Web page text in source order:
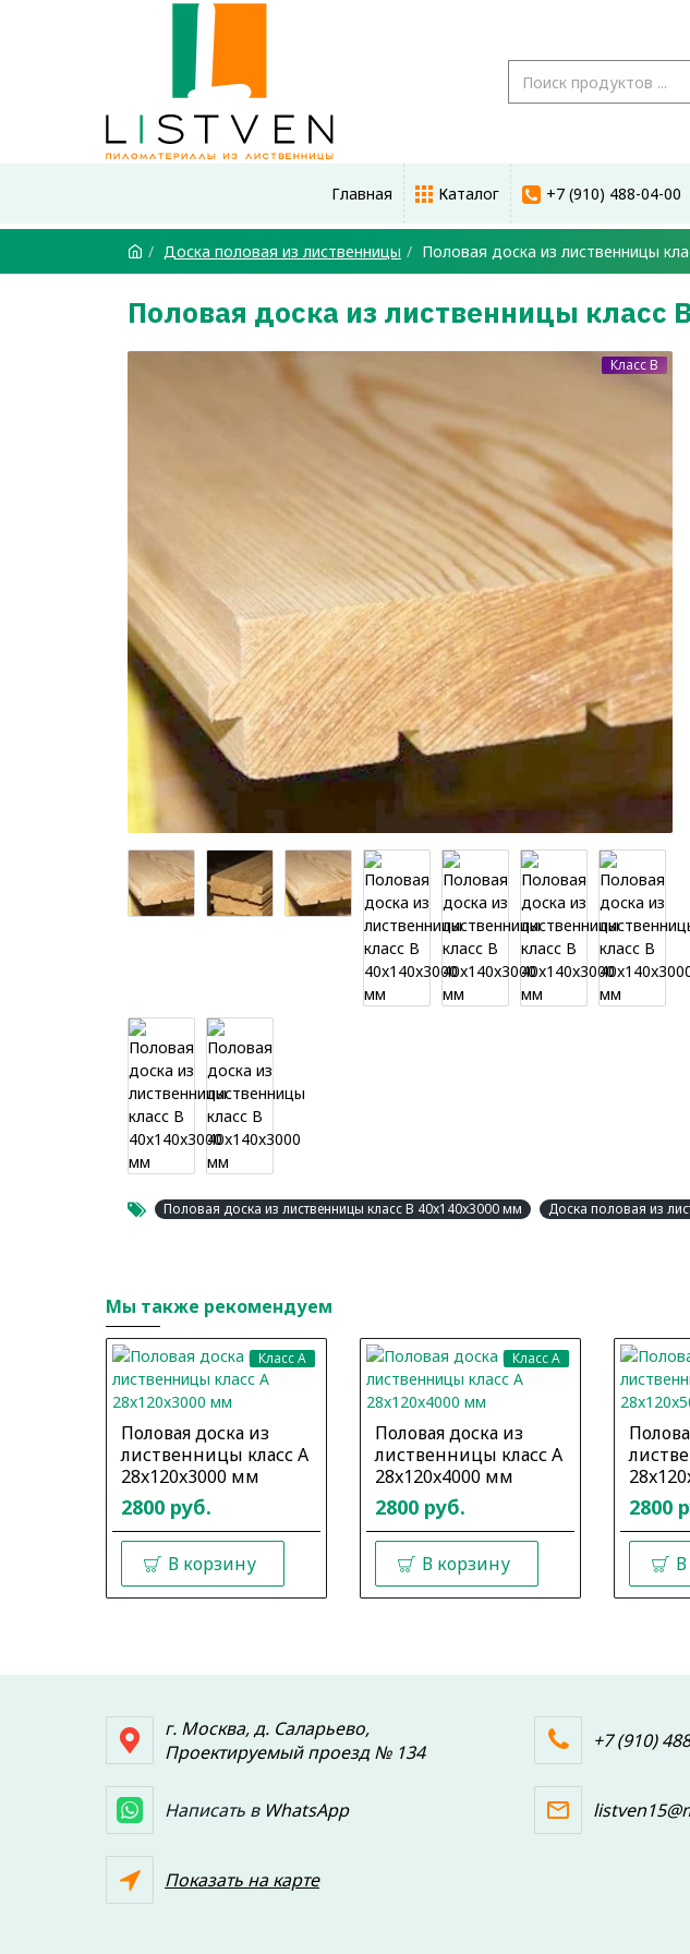
Главная Каталог +7 (910) 488-04-00
Доска половая из лиственницы Половая доска из лиственницы
Половая доска из лиственницы класс
Класс B
Половая доска из лиственницы класс В 40x140x3000 мм Доска половая из
Мы также рекомендуем
Класс A
Половая доска из
лиственницы класс А
28x120x3000 мм
2800 руб.
В корзину
Класс A
Половая доска из
лиственницы класс А
28x120x4000 мм
2800 руб.
В корзину
2800
г. Москва, д. Саларьево,
Проектируемый проезд № 134
+7 (910)
Написать в WhatsApp
Показать на карте